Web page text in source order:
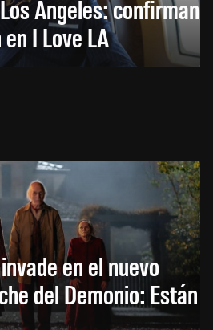
Ángeles: confirman
I Love LA
en el nuevo
del Demonio: Están